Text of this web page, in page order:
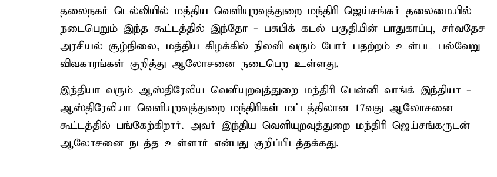
தலைநகர் டெல்லியில் மத்திய வெளியுறவுத்துறை மந்திரி ஜெய்சங்கர் தலைமையில்
நடைபெறும் இந்த கூட்டத்தில் இந்தோ - பசுபிக் கடல் பகுதியின் பாதுகாப்பு, சர்வதேச
அரசியல் சூழ்நிலை, மத்திய கிழக்கில் நிலவி வரும் போர் பதற்றம் உள்பட பல்வேறு
விவகாரங்கள் குறித்து ஆலோசனை நடைபெற உள்ளது.
இந்தியா வரும் ஆஸ்திரேலிய வெளியுறவுத்துறை மந்திரி பென்னி வாங்க் இந்தியா -
ஆஸ்திரேலியா வெளியுறவுத்துறை மந்திரிகள் மட்டத்திலான 17வது ஆலோசனை
கூட்டத்தில் பங்கேற்கிறார். அவர் இந்திய வெளியுறவுத்துறை மந்திரி ஜெய்சங்கருடன்
ஆலோசனை நடத்த உள்ளார் என்பது குறிப்பிடத்தக்கது.